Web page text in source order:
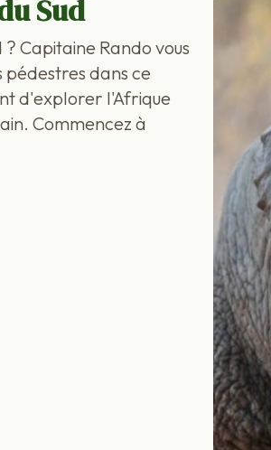
Sud
Capitaine Rando vous
dans ce
d'explorer l'Afrique
Commencez à